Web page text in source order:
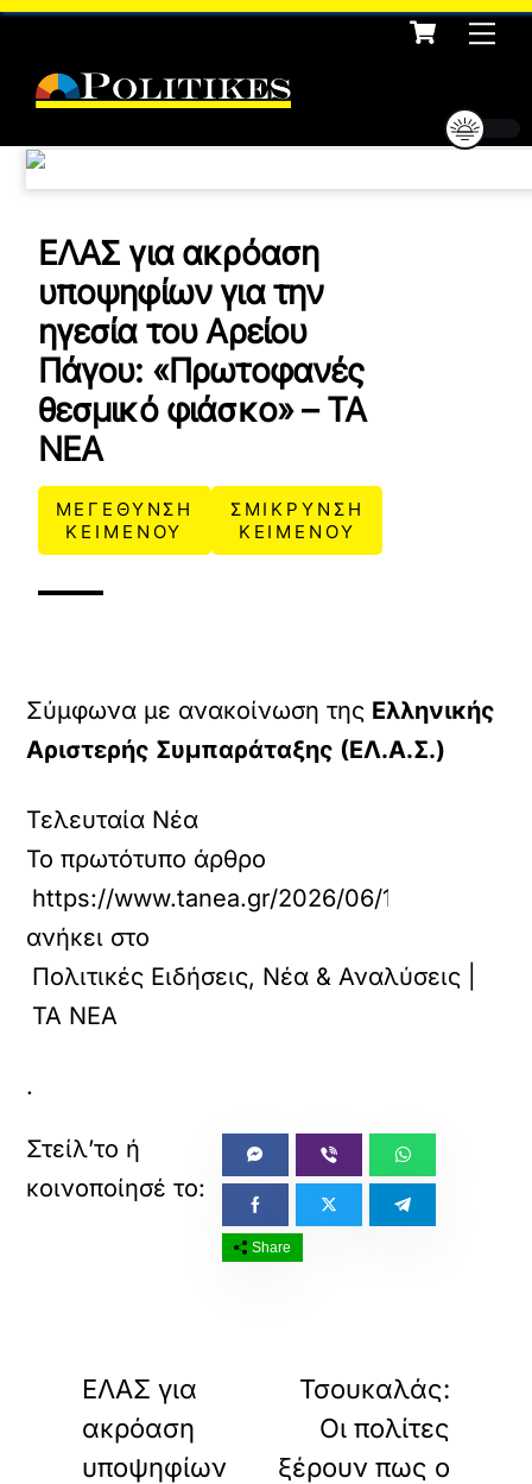
Skip
content
Cart
ΕΛΑΣ για ακρόαση
υποψηφίων για την
ηγεσία του Αρείου
Πάγου: «Πρωτοφανές
θεσμικό φιάσκο» – ΤΑ
ΝΕΑ
ΜΕΓΕΘΥΝΣΗ
ΚΕΙΜΕΝΟΥ
ΣΜΙΚΡΥΝΣΗ
ΚΕΙΜΕΝΟΥ
Σύμφωνα με ανακοίνωση της Ελληνικής
Αριστερής Συμπαράταξης (ΕΛ.Α.Σ.)
Τελευταία Νέα
Το πρωτότυπο άρθρο
https://www.tanea.gr/2026/06/19/politics/
ανήκει στο
Πολιτικές Ειδήσεις, Νέα & Αναλύσεις |
ΤΑ ΝΕΑ
.
Share
ΕΛΑΣ για
ακρόαση
υποψηφίων
Τσουκαλάς:
Οι πολίτες
ξέρουν πως ο